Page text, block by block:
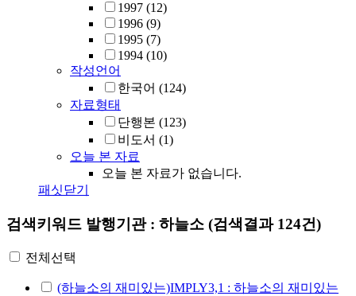
1997 (12)
1996 (9)
1995 (7)
1994 (10)
작성언어
한국어 (124)
자료형태
단행본 (123)
비도서 (1)
오늘 본 자료
오늘 본 자료가 없습니다.
패싯닫기
검색키워드 발행기관 : 하늘소 (검색결과 124건)
전체선택
(하늘소의 재미있는)IMPLY3,1 : 하늘소의 재미있는